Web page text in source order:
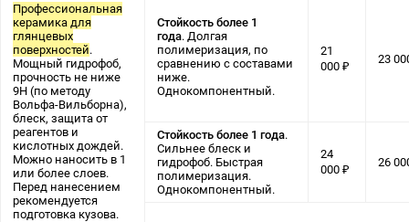
Профессиональная
керамика для
глянцевых
поверхностей.
Мощный гидрофоб,
прочность не ниже
9Н (по методу
Вольфа-Вильборна),
блеск, защита от
реагентов и
кислотных дождей.
Можно наносить в 1
или более слоев.
Перед нанесением
рекомендуется
подготовка кузова.
Стойкость более 1
года. Долгая
полимеризация, по
сравнению с составами
ниже.
Однокомпонентный.
21
000 ₽
23
Стойкость более 1 года.
Сильнее блеск и
гидрофоб. Быстрая
полимеризация.
Однокомпонентный.
24
000 ₽
26